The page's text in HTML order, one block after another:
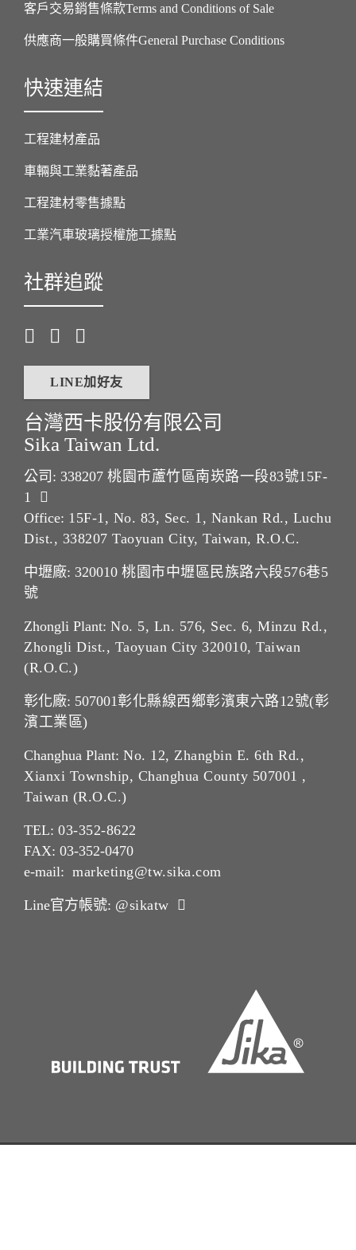
客戶交易銷售條款Terms and Conditions of Sale
供應商一般購買條件General Purchase Conditions
快速連結
工程建材產品
車輛與工業黏著產品
工程建材零售據點
工業汽車玻璃授權施工據點
社群追蹤
LINE加好友
台灣西卡股份有限公司
Sika Taiwan Ltd.
公司: 338207 桃園市蘆竹區南崁路一段83號15F-
1
Office: 15F-1, No. 83, Sec. 1, Nankan Rd., Luchu
Dist., 338207 Taoyuan City, Taiwan, R.O.C.
中壢廠: 320010 桃園市中壢區民族路六段576巷5
號
Zhongli Plant: No. 5, Ln. 576, Sec. 6, Minzu Rd.,
Zhongli Dist., Taoyuan City 320010, Taiwan
(R.O.C.)
彰化廠: 507001彰化縣線西鄉彰濱東六路12號(彰
濱工業區)
Changhua Plant: No. 12, Zhangbin E. 6th Rd.,
Xianxi Township, Changhua County 507001 ,
Taiwan (R.O.C.)
TEL: 03-352-8622
FAX: 03-352-0470
e-mail: marketing@tw.sika.com
Line官方帳號: @sikatw